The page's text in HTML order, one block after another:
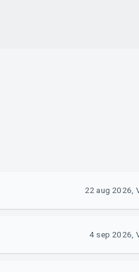
22 aug 2026,
4 sep 2026,